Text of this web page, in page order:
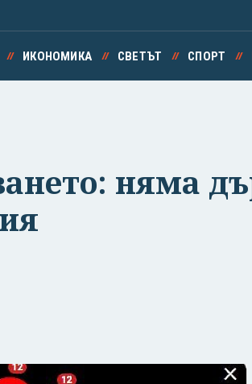
ИКОНОМИКА СВЕТЪТ СПОРТ
няма